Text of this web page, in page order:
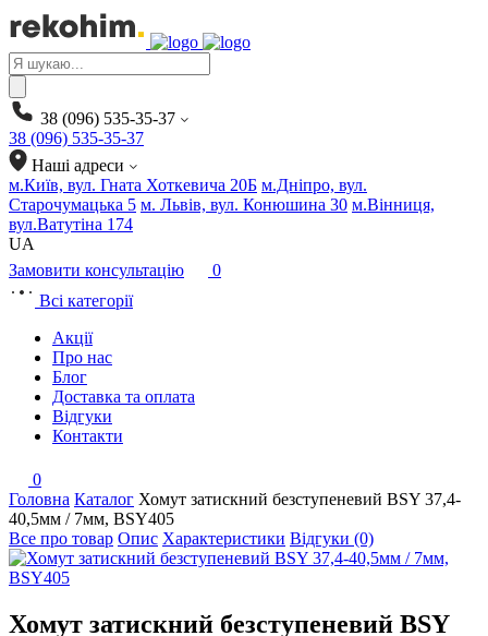
Products
search
38 (096) 535-35-37
38 (096) 535-35-37
Наші адреси
м.Київ, вул. Гната Хоткевича 20Б м.Дніпро, вул.
Старочумацька 5 м. Львів, вул. Конюшина 30 м.Вінниця,
вул.Ватутіна 174
UA
Замовити консультацію
0
Всі категорії
Акції
Про нас
Блог
Доставка та оплата
Відгуки
Контакти
0
Головна Каталог Хомут затискний безступеневий BSY 37,4-
40,5мм / 7мм, BSY405
Все про товар Опис Характеристики Відгуки (0)
Хомут затискний безступеневий BSY